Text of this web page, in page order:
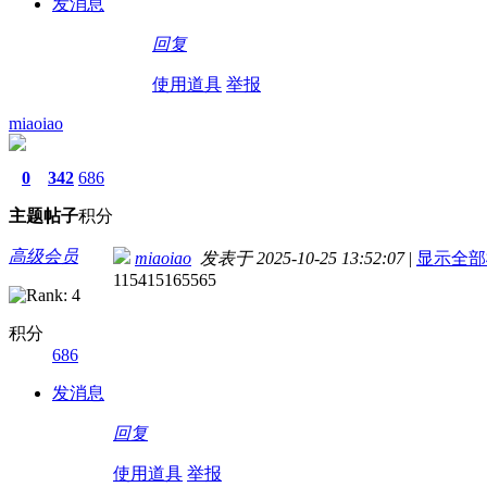
发消息
回复
使用道具 举报
miaoiao
0
主题
342
帖子
686
积分
高级会员
积分
686
发消息
miaoiao 发表于 2025-10-25 13:52:07 | 显示全
115415165565
回复
使用道具 举报